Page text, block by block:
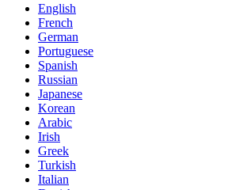
English
French
German
Portuguese
Spanish
Russian
Japanese
Korean
Arabic
Irish
Greek
Turkish
Italian